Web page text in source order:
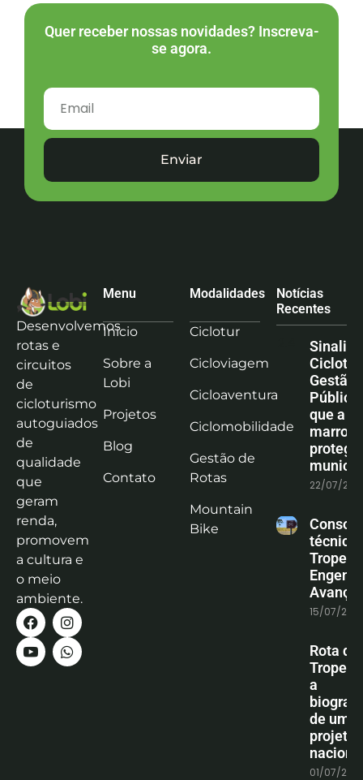
Quer receber nossas novidades? Inscreva-
se agora.
Enviar
Desenvolvemos
rotas e
circuitos
de
cicloturismo
autoguiados
de
qualidade
que
geram
renda,
promovem
a cultura e
o meio
ambiente.
Menu
Início
Sobre a
Lobi
Projetos
Blog
Contato
Modalidades
Ciclotur
Cicloviagem
Cicloaventura
Ciclomobilidade
Gestão de
Rotas
Mountain
Bike
Notícias
Recentes
Gestão
que a
marrom
protege
22/07/
técnica
15/07/
Rota
a
de um
projeto
01/07/